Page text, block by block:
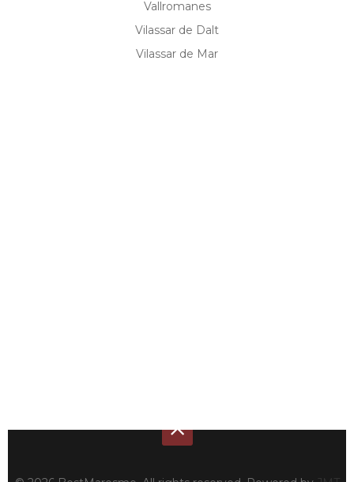
Vallromanes
Vilassar de Dalt
Vilassar de Mar